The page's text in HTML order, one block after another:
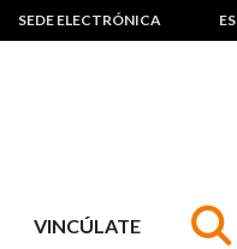
SEDE ELECTRÓNICA ES
VINCÚLATE